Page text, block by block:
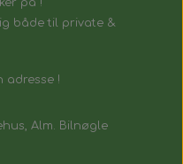
på !
både til private &
adresse !
Alm. Bilnøgle